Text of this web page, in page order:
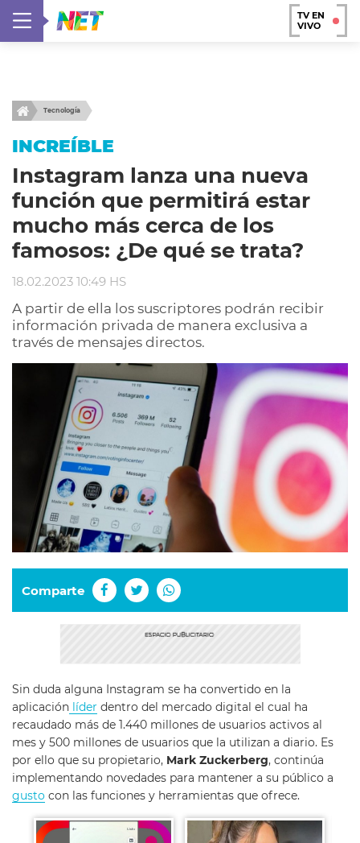
TV EN
VIVO
Tecnología
INCREÍBLE
Instagram lanza una nueva
función que permitirá estar
mucho más cerca de los
famosos: ¿De qué se trata?
18.02.2023 10:49 HS
A partir de ella los suscriptores podrán recibir
información privada de manera exclusiva a
través de mensajes directos.
Comparte
Sin duda alguna Instagram se ha convertido en la
aplicación líder dentro del mercado digital el cual ha
recaudado más de 1.440 millones de usuarios activos al
mes y 500 millones de usuarios que la utilizan a diario. Es
por ello que su propietario, Mark Zuckerberg, continúa
implementando novedades para mantener a su público a
gusto con las funciones y herramientas que ofrece.